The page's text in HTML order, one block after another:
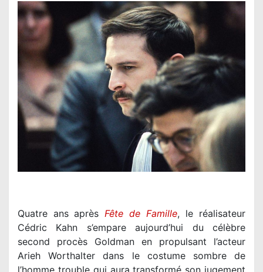
Quatre ans après Fête de Famille, le réalisateur
Cédric Kahn s’empare aujourd’hui du célèbre
second procès Goldman en propulsant l’acteur
Arieh Worthalter dans le costume sombre de
l’homme trouble qui aura transformé son jugement